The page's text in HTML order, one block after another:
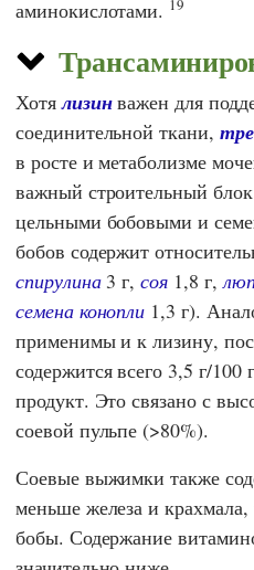
аминокислотами. 19
Хотялизинважен для
соединительной ткани,
в росте и метаболизме
важный строительный
цельными бобовыми и
бобов содержит
спирулина3 г,соя 1,8 г,
семена конопли 1,3 г).
применимы и к лизину,
содержится всего 3,5 г/100
продукт. Это связано с
соевой пульпе (>80%).
Соевые выжимки также
меньше железа и
бобы. Содержание